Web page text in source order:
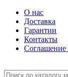
О нас
Доставка
Гарантии
Контакты
Соглашение